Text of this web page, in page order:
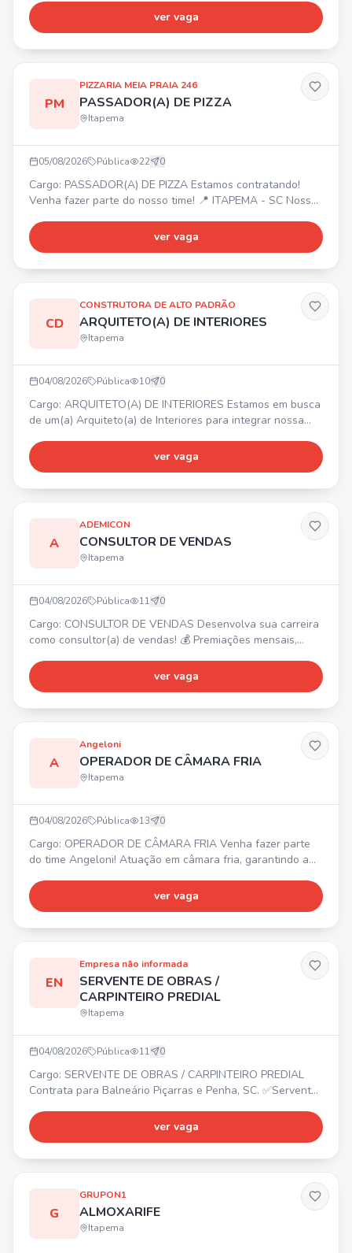
sexta-feira 📋 Atividades: Organizar e cuidar do estoque;
Contar e conferir o estoque; Entregar peças e materiais à
ver vaga
PM
PIZZARIA MEIA PRAIA 246
PASSADOR(A) DE PIZZA
Itapema
05/08/2026 Pública 22 0
Cargo: PASSADOR(A) DE PIZZA Estamos contratando!
Venha fazer parte do nosso time! 📍 ITAPEMA - SC Nossa
oportunidade de crescimento, reconhecimento e
valorização. Interessados, entrem em contato com Gabriel
ver vaga
CD
CONSTRUTORA DE ALTO PADRÃO
ARQUITETO(A) DE INTERIORES
Itapema
04/08/2026 Pública 10 0
Cargo: ARQUITETO(A) DE INTERIORES Estamos em busca
de um(a) Arquiteto(a) de Interiores para integrar nossa
desenvolvimento de projetos de interiores, elaboração de
layouts, modelagem 3D, levantamento de medidas,
ver vaga
A
ADEMICON
CONSULTOR DE VENDAS
Itapema
04/08/2026 Pública 11 0
Cargo: CONSULTOR DE VENDAS Desenvolva sua carreira
como consultor(a) de vendas! 💰 Premiações mensais,
comprometimento, boa comunicação e proatividade. 📍
Oportunidade para unidade de Itapema.
ver vaga
A
Angeloni
OPERADOR DE CÂMARA FRIA
Itapema
04/08/2026 Pública 13 0
Cargo: OPERADOR DE CÂMARA FRIA Venha fazer parte
do time Angeloni! Atuação em câmara fria, garantindo a
mercadorias. Controle de validade, qualidade e
conservação dos itens. Organização e limpeza do
ver vaga
EN
Empresa não informada
SERVENTE DE OBRAS /
CARPINTEIRO PREDIAL
Itapema
04/08/2026 Pública 11 0
Cargo: SERVENTE DE OBRAS / CARPINTEIRO PREDIAL
Contrata para Balneário Piçarras e Penha, SC. ✅Servente
ver vaga
G
GRUPON1
ALMOXARIFE
Itapema